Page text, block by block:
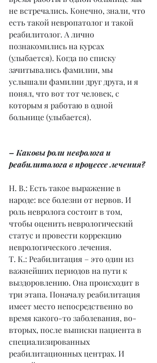
не встречались. Конечно, знали, что
есть такой невропатолог и такой
реабилитолог. А лично
познакомились на курсах
(улыбается). Когда по списку
зачитывались фамилии, мы
услышали фамилии друг друга, и я
понял, что вот тот человек, с
которым я работаю в одной
больнице (улыбается).
– Каковы роли невролога и
реабилитолога в процессе лечения?
Н. В.: Есть такое выражение в
народе: все болезни от нервов. И
роль невролога состоит в том,
чтобы оценить неврологический
статус и провести коррекцию
неврологического лечения.
Т. К.: Реабилитация – это один из
важнейших периодов на пути к
выздоровлению. Она происходит в
три этапа. Поначалу реабилитация
имеет место непосредственно во
время какого-то заболевания, во-
вторых, после выписки пациента в
специализированных
реабилитационных центрах. И